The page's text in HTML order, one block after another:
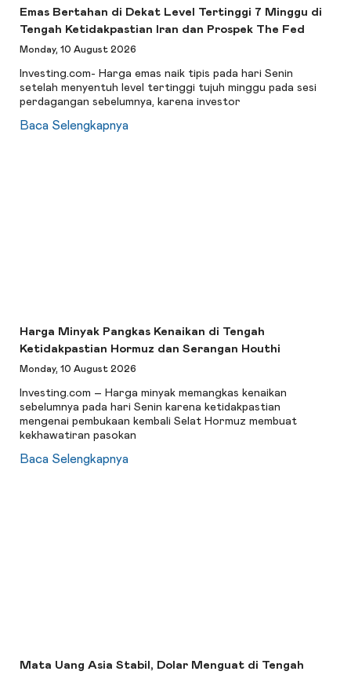
Emas Bertahan di Dekat Level Tertinggi 7 Minggu di
Tengah Ketidakpastian Iran dan Prospek The Fed
Monday, 10 August 2026
Investing.com- Harga emas naik tipis pada hari Senin
setelah menyentuh level tertinggi tujuh minggu pada sesi
perdagangan sebelumnya, karena investor
Baca Selengkapnya
Harga Minyak Pangkas Kenaikan di Tengah
Ketidakpastian Hormuz dan Serangan Houthi
Monday, 10 August 2026
Investing.com – Harga minyak memangkas kenaikan
sebelumnya pada hari Senin karena ketidakpastian
mengenai pembukaan kembali Selat Hormuz membuat
kekhawatiran pasokan
Baca Selengkapnya
Mata Uang Asia Stabil, Dolar Menguat di Tengah